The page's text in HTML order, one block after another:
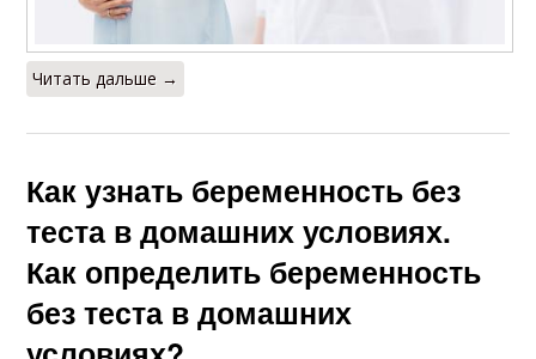
Читать дальше →
Как узнать беременность без
теста в домашних условиях.
Как определить беременность
без теста в домашних